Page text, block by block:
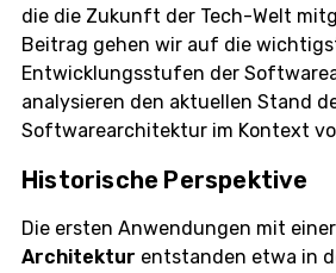
die die Zukunft der Tech-Welt
Beitrag gehen wir auf die
Entwicklungsstufen der
analysieren den aktuellen Stand
Softwarearchitektur im Kontext
Historische Perspektive
Die ersten Anwendungen mit einer
Architektur entstanden etwa in